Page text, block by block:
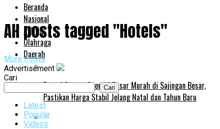
Beranda
Nasional
Politik
Olahraga
Daerah
Bupati Satono Operasi Pasar Murah di Sajingan Besar,
Pastikan Harga Stabil Jelang Natal dan Tahun Baru
All posts tagged "Hotels"
More Posts
Advertisement
Cari
Cari
Latest
Popular
Videos